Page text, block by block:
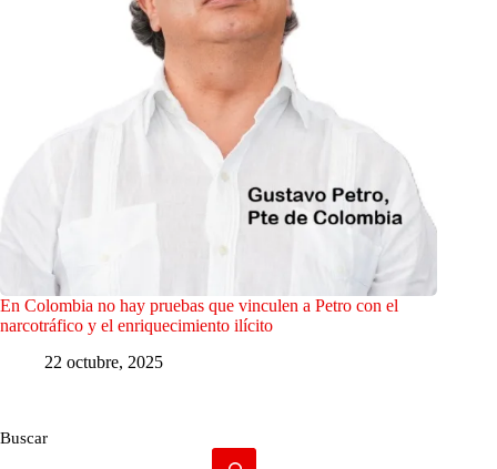
En Colombia no hay pruebas que vinculen a Petro con el
narcotráfico y el enriquecimiento ilícito
22 octubre, 2025
Buscar